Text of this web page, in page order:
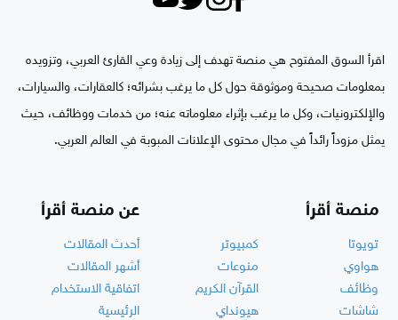
اقرأ السوق المفتوح هي منصة تهدف إلى زيادة وعي القارئ العربي، وتزويده
بمعلومات صحيحة وموثوقة حول كل ما يرغب بشرائه؛ كالعقارات، والسيارات،
والإلكترونيات، وكل ما يرغب بإثراء معلوماته عنه؛ من خدمات ووظائف، حيث
يمثل مزوداً رائداً في مجال محتوى الإعلانات المبوبة في العالم العربي.
منصة أقرأ
تويوتا
كمبيوتر
هواوي
منوعات
وظائف
القرآن الكريم
شاشات
هيونداي
عن منصة أقرأ
أحدث المقالات
أشهر المقالات
اتفاقية الاستخدام
الرئيسية